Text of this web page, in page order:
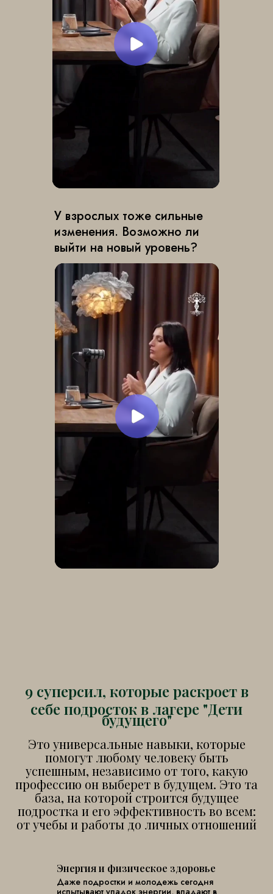
У взрослых тоже сильные
изменения. Возможно ли
выйти на новый уровень?
9 суперсил, которые раскроетв
себе подросток в лагере "Дети
будущего"
Это универсальные навыки, которые
помогут любому человеку быть
успешным, независимо от того, какую
профессию он выберет в будущем. Это та
база, на которой строится будущее
подростка и его эффективность во всем:
от учебы и работы до личных отношений
Энергия и физическое здоровье
Даже подростки и молодежь сегодня
испытывают упадок энергии, впадают в